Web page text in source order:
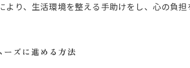
り、生活環境を整える手助けをし、心の負担
ズに進める方法